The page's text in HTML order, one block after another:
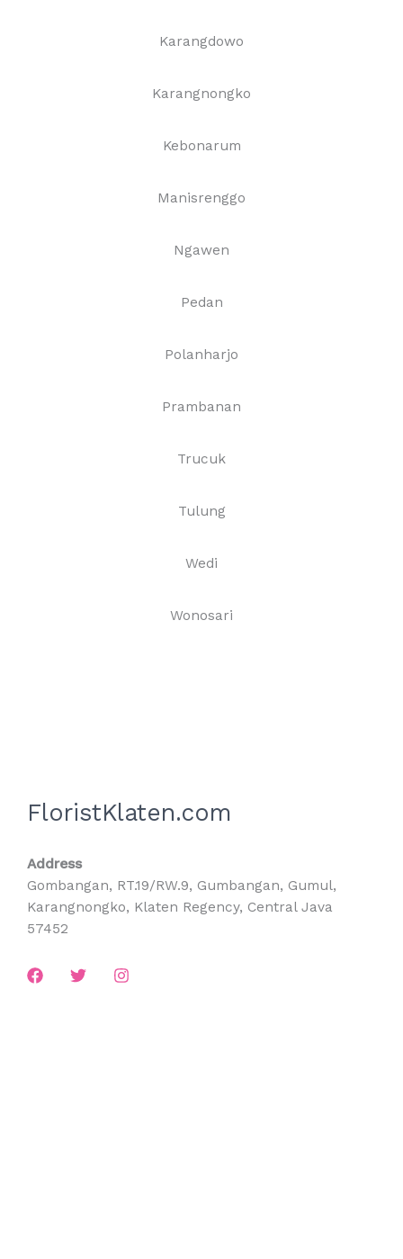
Karangdowo
Karangnongko
Kebonarum
Manisrenggo
Ngawen
Pedan
Polanharjo
Prambanan
Trucuk
Tulung
Wedi
Wonosari
FloristKlaten.com
Address
Gombangan, RT.19/RW.9, Gumbangan, Gumul,
Karangnongko, Klaten Regency, Central Java
57452